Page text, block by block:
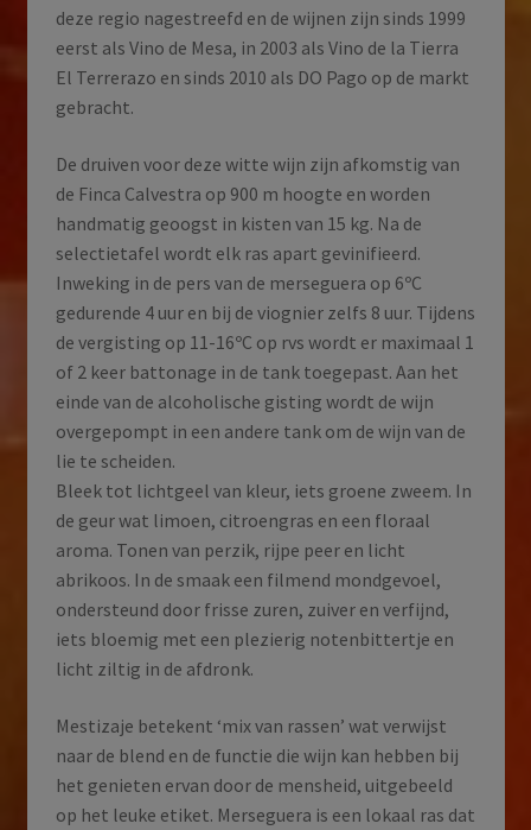
deze regio nagestreefd en de wijnen zijn sinds 1999
eerst als Vino de Mesa, in 2003 als Vino de la Tierra
El Terrerazo en sinds 2010 als DO Pago op de markt
gebracht.
De druiven voor deze witte wijn zijn afkomstig van
de Finca Calvestra op 900 m hoogte en worden
handmatig geoogst in kisten van 15 kg. Na de
selectietafel wordt elk ras apart gevinifieerd.
Inweking in de pers van de merseguera op 6ºC
gedurende 4 uur en bij de viognier zelfs 8 uur. Tijdens
de vergisting op 11-16ºC op rvs wordt er maximaal 1
of 2 keer battonage in de tank toegepast. Aan het
einde van de alcoholische gisting wordt de wijn
overgepompt in een andere tank om de wijn van de
lie te scheiden.
Bleek tot lichtgeel van kleur, iets groene zweem. In
de geur wat limoen, citroengras en een floraal
aroma. Tonen van perzik, rijpe peer en licht
abrikoos. In de smaak een filmend mondgevoel,
ondersteund door frisse zuren, zuiver en verfijnd,
iets bloemig met een plezierig notenbittertje en
licht ziltig in de afdronk.
Mestizaje betekent ‘mix van rassen’ wat verwijst
naar de blend en de functie die wijn kan hebben bij
het genieten ervan door de mensheid, uitgebeeld
op het leuke etiket. Merseguera is een lokaal ras dat